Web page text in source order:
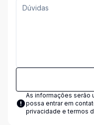
As informações serão
possa entrar em
privacidade e termos